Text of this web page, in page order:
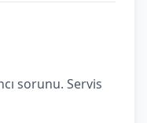
sorunu. Servis